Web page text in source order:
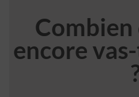
Combien
encore